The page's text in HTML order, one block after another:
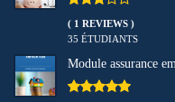
( 1 REVIEWS )
35 ÉTUDIANTS
Module assurance